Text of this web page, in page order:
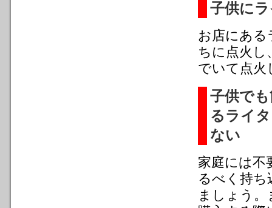
子供に
お店にある
ちに点火し
でいて点火
子供で
るライ
ない
家庭には不
るべく持
ましょう